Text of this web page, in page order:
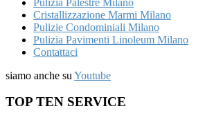
Cristallizzazione Marmi Milano
Pulizie Condominiali Milano
Pulizia Pavimenti Linoleum Milano
Contattaci
siamo anche su Youtube
TOP TEN SERVICE